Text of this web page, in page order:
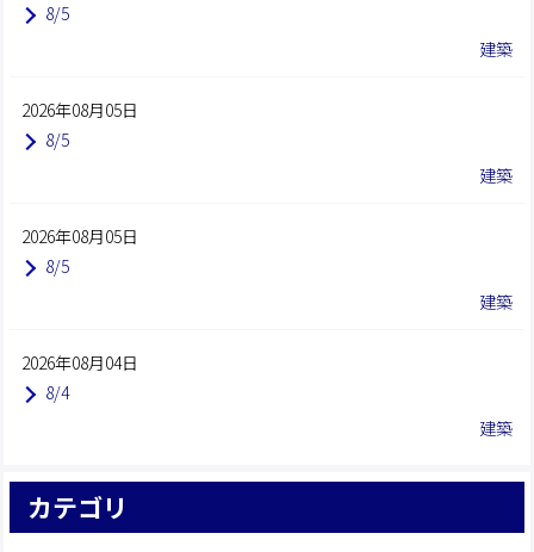
8/5
建築
2026年08月05日
8/5
建築
2026年08月05日
8/5
建築
2026年08月04日
8/4
建築
カテゴリ